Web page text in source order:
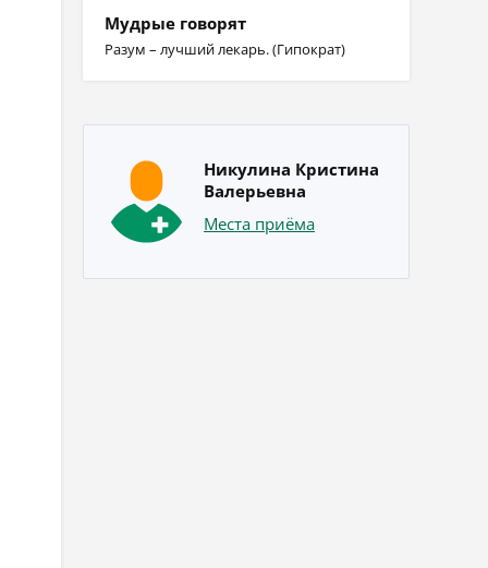
Мудрые говорят
Разум – лучший лекарь. (Гипократ)
Никулина Кристина
Валерьевна
Места приёма